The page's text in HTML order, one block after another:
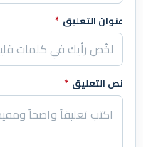
عنوان التعليق *
نص التعليق *